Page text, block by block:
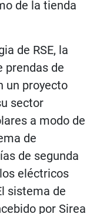
de la tienda
de RSE, la
prendas de
un proyecto
sector
a modo de
de
de segunda
eléctricos
sistema de
por Sirea